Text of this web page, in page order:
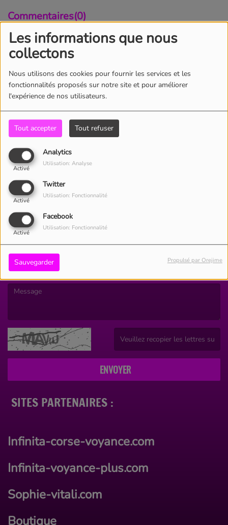
Les informations que nous
collectons
Nous utilisons des cookies pour fournir les services et les
fonctionnalités proposés sur notre site et pour améliorer
l'expérience de nos utilisateurs.
Tout accepter Tout refuser
Analytics
Activé
Utilisation: Analyse
Twitter
Activé
Utilisation: Fonctionnalité
Facebook
Activé
Utilisation: Fonctionnalité
Sauvegarder Propulsé par Orejime
Commentaires(0)
Connectez-vous pour commenter cet article
SE CONNECTER
CONTACT
(Le nom est obligatoire. )
ENVOYER
SITES PARTENAIRES :
Infinita-corse-voyance.com
Infinita-voyance-plus.com
Sophie-vitali.com
Boutique